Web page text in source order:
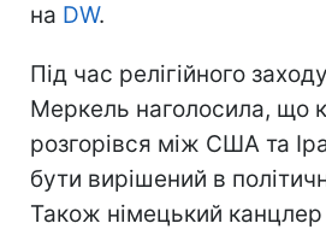
на DW.
Під час релігійного
Меркель наголосила, що
розгорівся між США та
бути вирішений в
Також німецький